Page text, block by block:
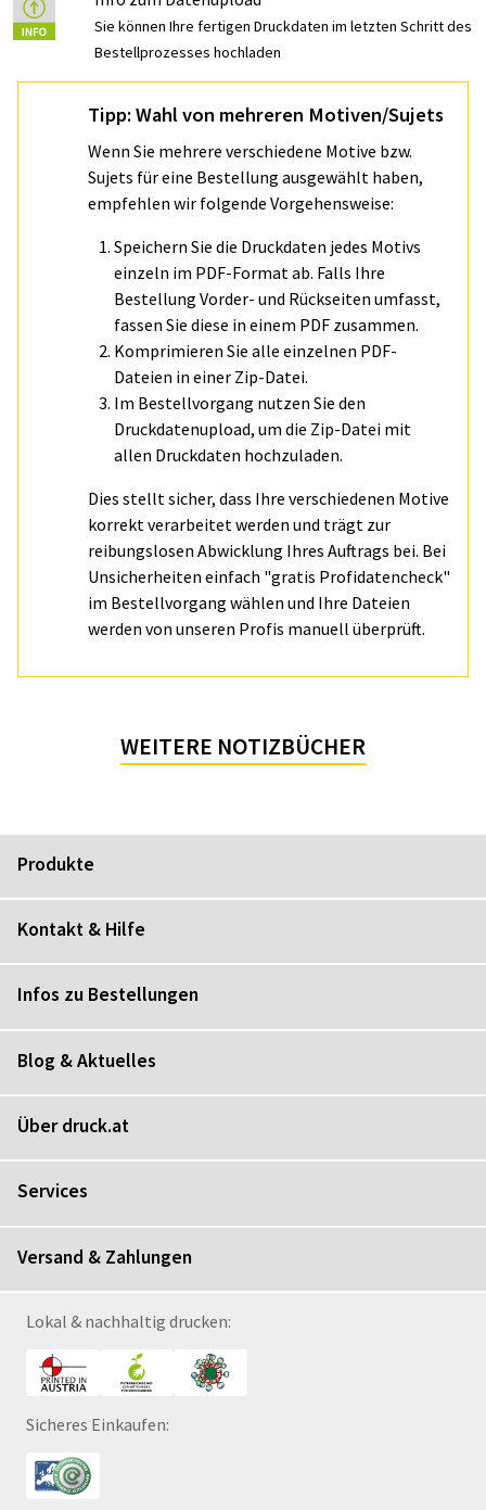
Sie können Ihre fertigen Druckdaten im letzten Schritt des
Bestellprozesses hochladen
Tipp: Wahl von mehreren Motiven/Sujets
Wenn Sie mehrere verschiedene Motive bzw.
Sujets für eine Bestellung ausgewählt haben,
empfehlen wir folgende Vorgehensweise:
Speichern Sie die Druckdaten jedes Motivs
einzeln im PDF-Format ab. Falls Ihre
Bestellung Vorder- und Rückseiten umfasst,
fassen Sie diese in einem PDF zusammen.
Komprimieren Sie alle einzelnen PDF-
Dateien in einer Zip-Datei.
Im Bestellvorgang nutzen Sie den
Druckdatenupload, um die Zip-Datei mit
allen Druckdaten hochzuladen.
Dies stellt sicher, dass Ihre verschiedenen Motive
korrekt verarbeitet werden und trägt zur
reibungslosen Abwicklung Ihres Auftrags bei. Bei
Unsicherheiten einfach "gratis Profidatencheck"
im Bestellvorgang wählen und Ihre Dateien
werden von unseren Profis manuell überprüft.
WEITERE NOTIZBÜCHER
Produkte
Kontakt & Hilfe
Infos zu Bestellungen
Blog & Aktuelles
Über druck.at
Services
Versand & Zahlungen
Lokal & nachhaltig drucken:
Sicheres Einkaufen: